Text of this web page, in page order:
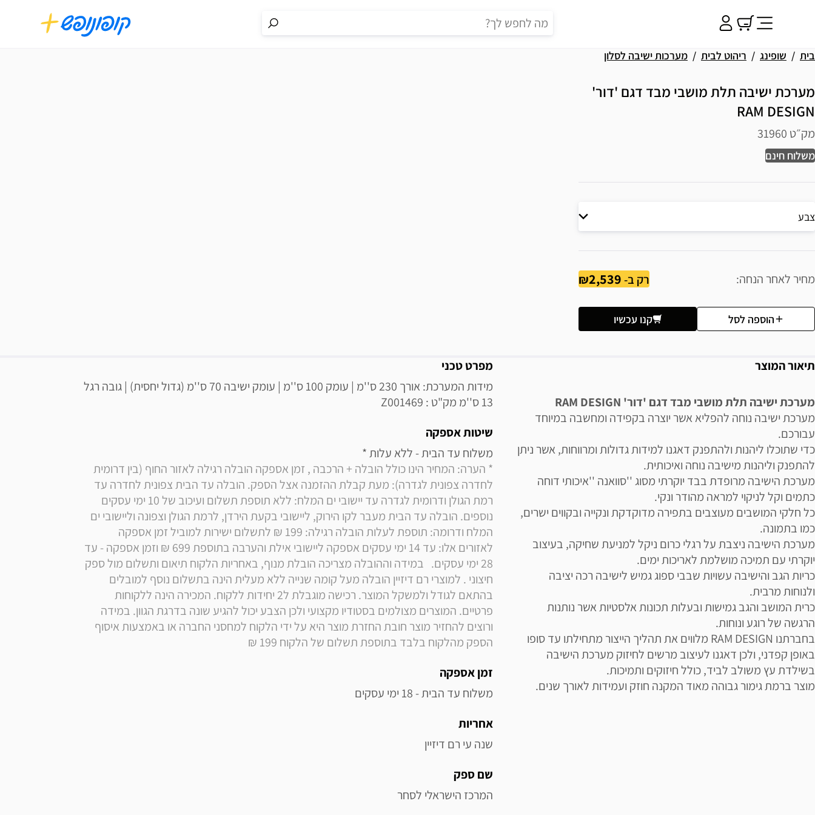
בית שופינג ריהוט לבית מערכות ישיבה לסלון
מערכת ישיבה תלת מושבי מבד דגם 'דור'
RAM DESIGN
מק״ט 31960
משלוח חינם
צבע
מחיר לאחר הנחה רק ב-2,539
הוספה לסל קנו עכשיו
תיאור המוצר
מערכת ישיבה תלת מושבי מבד דגם 'דור' RAM DESIGN
מערכת ישיבה נוחה להפליא אשר יוצרה בקפידה ומחשבה במיוחד
עבורכם.
כדי שתוכלו ליהנות ולהתפנק דאגנו למידות גדולות ומרווחות, אשר ניתן
להתפנק וליהנות מישיבה נוחה ואיכותית.
מערכת הישיבה מרופדת בבד יוקרתי מסוג ''סוואנה ''איכותי דוחה
כתמים וקל לניקוי למראה מהודר ונקי.
כל חלקי המושבים מעוצבים בתפירה מדוקדקת ונקייה ובקווים ישרים,
כמו בתמונה.
מערכת הישיבה ניצבת על רגלי כרום ניקל למניעת שחיקה, בעיצוב
יוקרתי עם תמיכה מושלמת לאריכות ימים.
כריות הגב והישיבה עשויות שבבי ספוג גמיש לישיבה רכה יציבה
ולנוחות מרבית.
כרית המושב והגב גמישות ובעלות תכונות אלסטיות אשר נותנות
הרגשה של רוגע ונוחות.
בחברתנו RAM DESIGN מלווים את תהליך הייצור מתחילתו עד סופו
באופן קפדני, ולכן דאגנו לעיצוב מרשים לחיזוק מערכת הישיבה
בשילדת עץ משולב לביד, כולל חיזוקים ותמיכות.
מוצר ברמת גימור גבוהה מאוד המקנה חוזק ועמידות לאורך שנים.
מידע נוסף
מפרט טכני
13 ס''מ מק"ט : Z001469
שיטות אספקה
משלוח עד הבית - ללא עלות *
הספק מהלקוח בלבד בתוספת תשלום של הלקוח 199 ₪
זמן אספקה
משלוח עד הבית - 18 ימי עסקים
אחריות
שנה עי רם דיזיין
שם ספק
המרכז הישראלי לסחר